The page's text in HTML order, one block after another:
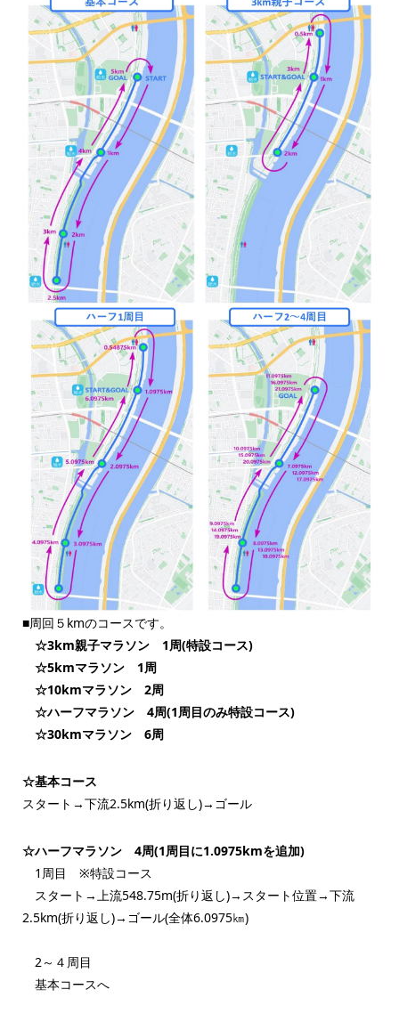
■周回５kmのコースです。
☆3km親子マラソン 1周(特設コース)
☆5kmマラソン 1周
☆10kmマラソン 2周
☆ハーフマラソン 4周(1周目のみ特設コース)
☆30kmマラソン 6周
☆基本コース
スタート→下流2.5km(折り返し)→ゴール
☆ハーフマラソン 4周(1周目に1.0975kmを追加)
1周目 ※特設コース
スタート→上流548.75m(折り返し)→スタート位置→下流
2.5km(折り返し)→ゴール(全体6.0975㎞)
2～４周目
基本コースへ